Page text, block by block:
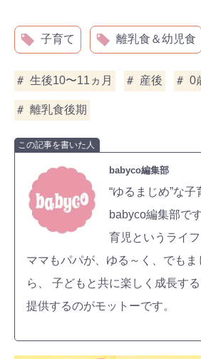
子育て 離乳食＆幼児食
生後10〜11ヵ月 産後 0
離乳食後期
この記事を書いた人
babyco編集部
“ゆるまじめ”な
babyco編集部で
育児というライ
ママもパパが、ゆる～く、でも
ら、 子どもと共に楽しく成長す
提供するのがモットーです。